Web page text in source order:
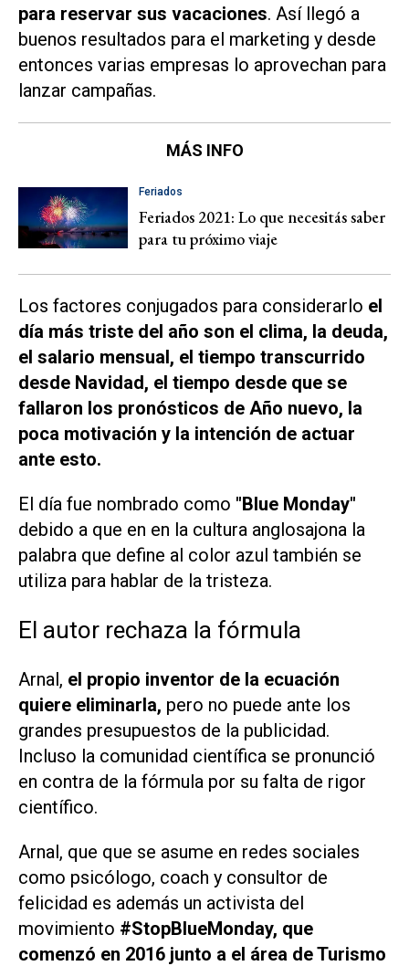
para reservar sus vacaciones. Así llegó a
buenos resultados para el marketing y desde
entonces varias empresas lo aprovechan para
lanzar campañas.
MÁS INFO
Feriados
Feriados 2021: Lo que necesitás saber
para tu próximo viaje
Los factores conjugados para considerarlo el
día más triste del año son el clima, la deuda,
el salario mensual, el tiempo transcurrido
desde Navidad, el tiempo desde que se
fallaron los pronósticos de Año nuevo, la
poca motivación y la intención de actuar
ante esto.
El día fue nombrado como "Blue Monday"
debido a que en en la cultura anglosajona la
palabra que define al color azul también se
utiliza para hablar de la tristeza.
El autor rechaza la fórmula
Arnal, el propio inventor de la ecuación
quiere eliminarla, pero no puede ante los
grandes presupuestos de la publicidad.
Incluso la comunidad científica se pronunció
en contra de la fórmula por su falta de rigor
científico.
Arnal, que que se asume en redes sociales
como psicólogo, coach y consultor de
felicidad es además un activista del
movimiento #StopBlueMonday, que
comenzó en 2016 junto a el área de Turismo